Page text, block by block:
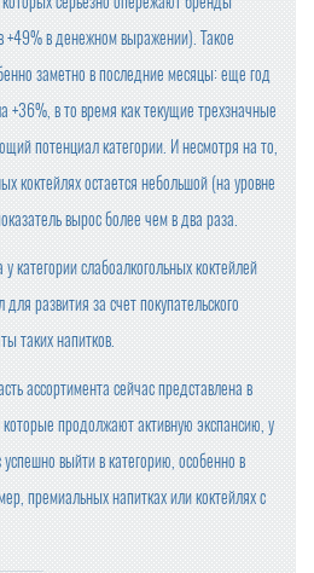
+49% в денежном выражении). Такое
заметно в последние месяцы: еще год
+36%, в то время как текущие трехзначные
потенциал категории. И несмотря на то,
коктейлях остается небольшой (на уровне
вырос более чем в два раза.
категории слабоалкогольных коктейлей
развития за счет покупательского
таких напитков.
ассортимента сейчас представлена в
продолжают активную экспансию, у
выйти в категорию, особенно в
премиальных напитках или коктейлях с